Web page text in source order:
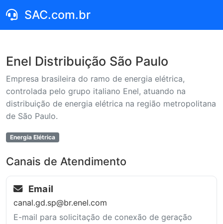
SAC.com.br
Enel Distribuição São Paulo
Empresa brasileira do ramo de energia elétrica,
controlada pelo grupo italiano Enel, atuando na
distribuição de energia elétrica na região metropolitana
de São Paulo.
Energia Elétrica
Canais de Atendimento
Email
canal.gd.sp@br.enel.com
E-mail para solicitação de conexão de geração